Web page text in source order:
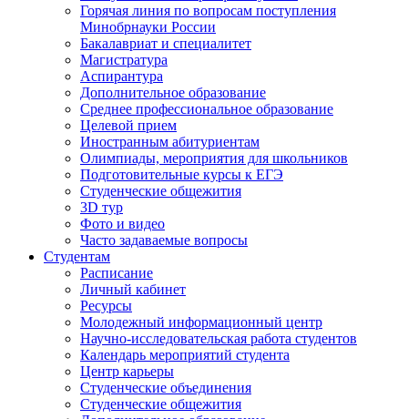
Горячая линия по вопросам поступления
Минобрнауки России
Бакалавриат и специалитет
Магистратура
Аспирантура
Дополнительное образование
Среднее профессиональное образование
Целевой прием
Иностранным абитуриентам
Олимпиады, мероприятия для школьников
Подготовительные курсы к ЕГЭ
Студенческие общежития
3D тур
Фото и видео
Часто задаваемые вопросы
Студентам
Расписание
Личный кабинет
Ресурсы
Молодежный информационный центр
Научно-исследовательская работа студентов
Календарь мероприятий студента
Центр карьеры
Студенческие объединения
Студенческие общежития